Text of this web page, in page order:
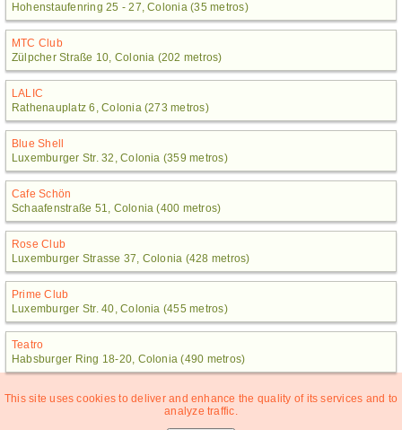
Hohenstaufenring 25 - 27, Colonia (35 metros)
MTC Club
Zülpcher Straße 10, Colonia (202 metros)
LALIC
Rathenauplatz 6, Colonia (273 metros)
Blue Shell
Luxemburger Str. 32, Colonia (359 metros)
Cafe Schön
Schaafenstraße 51, Colonia (400 metros)
Rose Club
Luxemburger Strasse 37, Colonia (428 metros)
Prime Club
Luxemburger Str. 40, Colonia (455 metros)
Teatro
Habsburger Ring 18-20, Colonia (490 metros)
This site uses cookies to deliver and enhance the quality of its services and to
analyze traffic.